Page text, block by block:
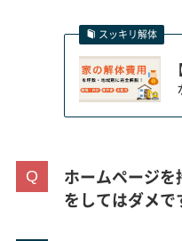
スッキリ解体
ホームページ
をしてはダメで